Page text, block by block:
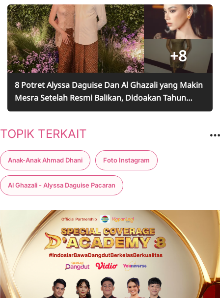
+8
8 Potret Alyssa Daguise Dan Al Ghazali yang Makin
Mesra Setelah Resmi Balikan, Didoakan Tahun
Depan Menikah
TOPIK TERKAIT
Anak-Anak Ahmad Dhani Foto Instagram
Al Ghazali - Alyssa Daguise Pacaran